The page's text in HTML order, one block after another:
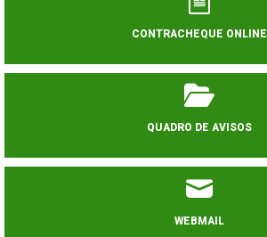
CONTRACHEQUE ONLINE
QUADRO DE AVISOS
WEBMAIL